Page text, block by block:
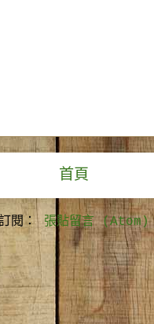
首頁
閱：張貼留言 (Atom)